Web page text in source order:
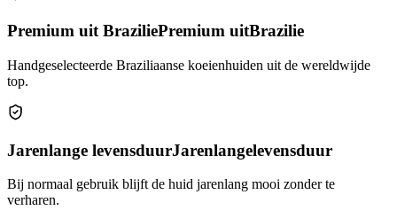
Premium uit BraziliePremium uitBrazilie
Handgeselecteerde Braziliaanse koeienhuiden uit de wereldwijde
top.
Jarenlange levensduurJarenlangelevensduur
Bij normaal gebruik blijft de huid jarenlang mooi zonder te
verharen.